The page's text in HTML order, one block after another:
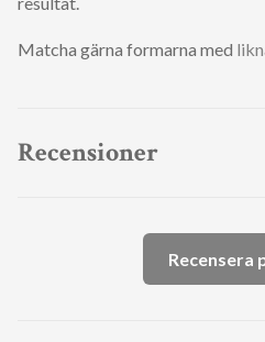
Matcha gärna formarna med
Recensioner
Recensera